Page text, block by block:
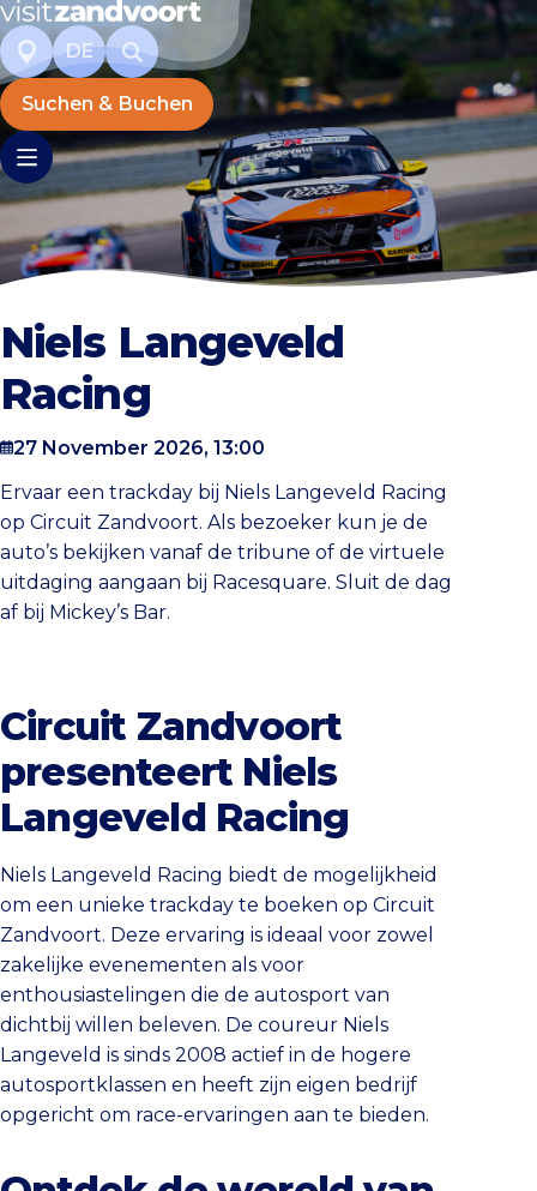
DE
Suchen & Buchen
Niels Langeveld
Racing
27 November 2026, 13:00
Ervaar een trackday bij Niels Langeveld Racing
op Circuit Zandvoort. Als bezoeker kun je de
auto’s bekijken vanaf de tribune of de virtuele
uitdaging aangaan bij Racesquare. Sluit de dag
af bij Mickey’s Bar.
Circuit Zandvoort
presenteert Niels
Langeveld Racing
Niels Langeveld Racing biedt de mogelijkheid
om een unieke trackday te boeken op Circuit
Zandvoort. Deze ervaring is ideaal voor zowel
zakelijke evenementen als voor
enthousiastelingen die de autosport van
dichtbij willen beleven. De coureur Niels
Langeveld is sinds 2008 actief in de hogere
autosportklassen en heeft zijn eigen bedrijf
opgericht om race-ervaringen aan te bieden.